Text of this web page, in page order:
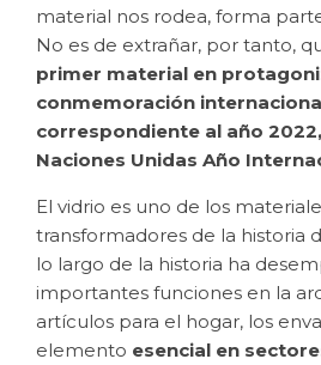
material nos rodea, forma
No es de extrañar, por tanto,
primer material en
conmemoración
correspondiente al año
Naciones Unidas Año
El vidrio es uno de los
transformadores de la historia
lo largo de la historia ha
importantes funciones en la
artículos para el hogar, los
elemento esencial en